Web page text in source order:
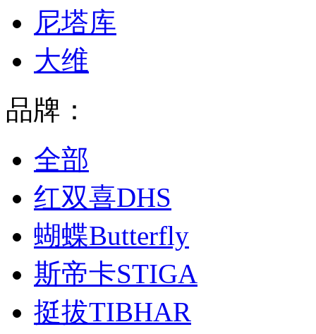
尼塔库
大维
品牌：
全部
红双喜DHS
蝴蝶Butterfly
斯帝卡STIGA
挺拔TIBHAR